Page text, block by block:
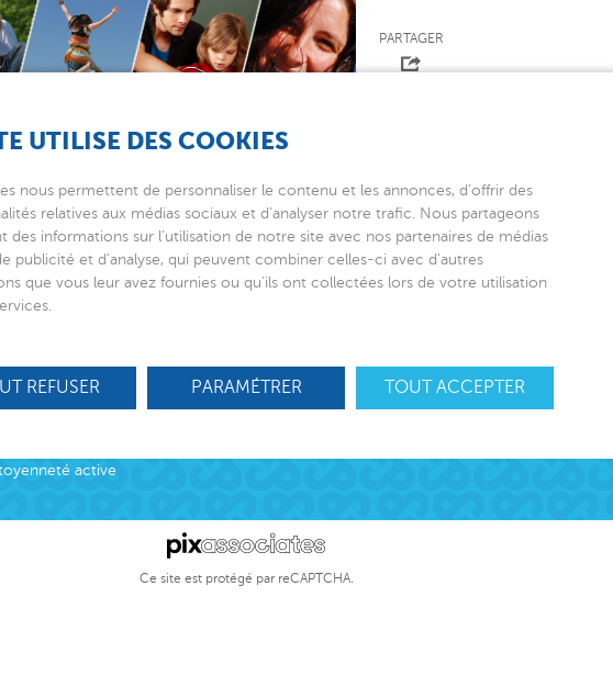
PARTAGER
de lien social
active
S’engager
Ce site est protégé par reCAPTCHA.
UTILISE DES COOKIES
nous permettent de personnaliser le contenu et les annonces, d’offrir des
relatives aux médias sociaux et d’analyser notre trafic. Nous partageons
des informations sur l’utilisation de notre site avec nos partenaires de médias
publicité et d’analyse, qui peuvent combiner celles-ci avec d’autres
que vous leur avez fournies ou qu’ils ont collectées lors de votre utilisation
TOUT ACCEPTER
REFUSER PARAMÉTRER